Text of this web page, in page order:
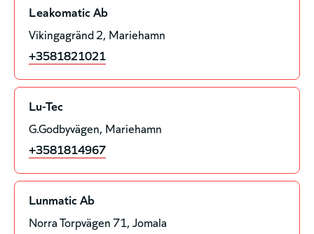
Leakomatic Ab
Vikingagränd 2 Mariehamn
+3581821021
Lu-Tec
G.Godbyvägen Mariehamn
+3581814967
Lunmatic Ab
Norra Torpvägen 71 Jomala